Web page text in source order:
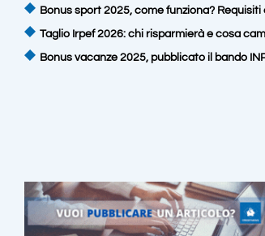
Bonus sport 2025, come funziona? Requisiti
Taglio Irpef 2026: chi risparmierà e cosa
Bonus vacanze 2025, pubblicato il bando